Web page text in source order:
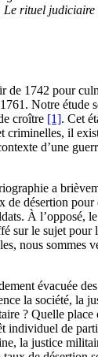
rituel
de 1742 pour
Notre étude
croître [1]. Cet
criminelles, il
d’une
a
de désertion
À l’opposé,
sur le sujet
nous sommes
évacuée
la société, la
? Quelle
individuel de
la justice